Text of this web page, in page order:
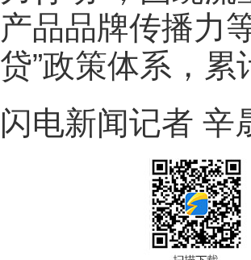
产品品牌传播力
贷”政策体系，
闪电新闻记者